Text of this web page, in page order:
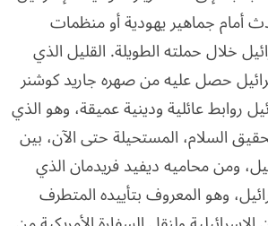
أمام جماهير يهودية أو منظمات
خلال حملته الطويلة. القليل الذي
حصل عليه من صهره جاريد كوشنر
روابط عائلية ودينية عميقة، وهو الذي
السلام، المستحيلة حتى الآن، بين
ومن محاميه ديفيد فريدمان الذي
وهو المعروف بتأييده المتطرف